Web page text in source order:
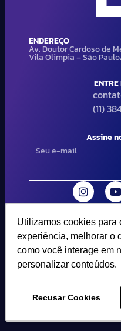
Utilizamos cookies para
experiência, melhorar o
como você interage em
personalizar conteúdos.
Recusar Cookies
Utilizamos cookies para
experiência, melhorar o
como você interage em
personalizar conteúdos.
Recusar Cookies
ENDEREÇO
Av. Doutor Cardoso de
Vila Olimpia – São
(11)
Assine
© 2024 SIEG Soluções
reservados | Termos de uso